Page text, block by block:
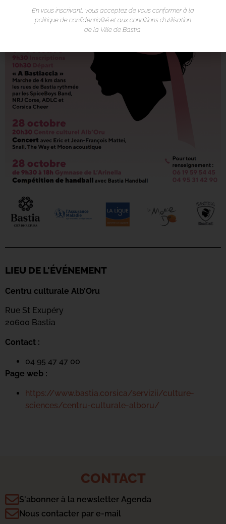
LIEU DE L'ÉVÉNEMENT
Centru culturale Alb’Oru
Rue St Exupéry
20600 Bastia
Contact :
04 95 47 47 00
Page web :
https://www.bastia.corsica/servizii/culture-
sciences/centru-culturale-alboru/
CONTACT
S'abonner à la newsletter Agenda
Nous contacter par e-mail
En vous inscrivant, vous acceptez de vous conformer à la
politique de confidentialité et aux conditions d’utilisation
de la Ville de Bastia.